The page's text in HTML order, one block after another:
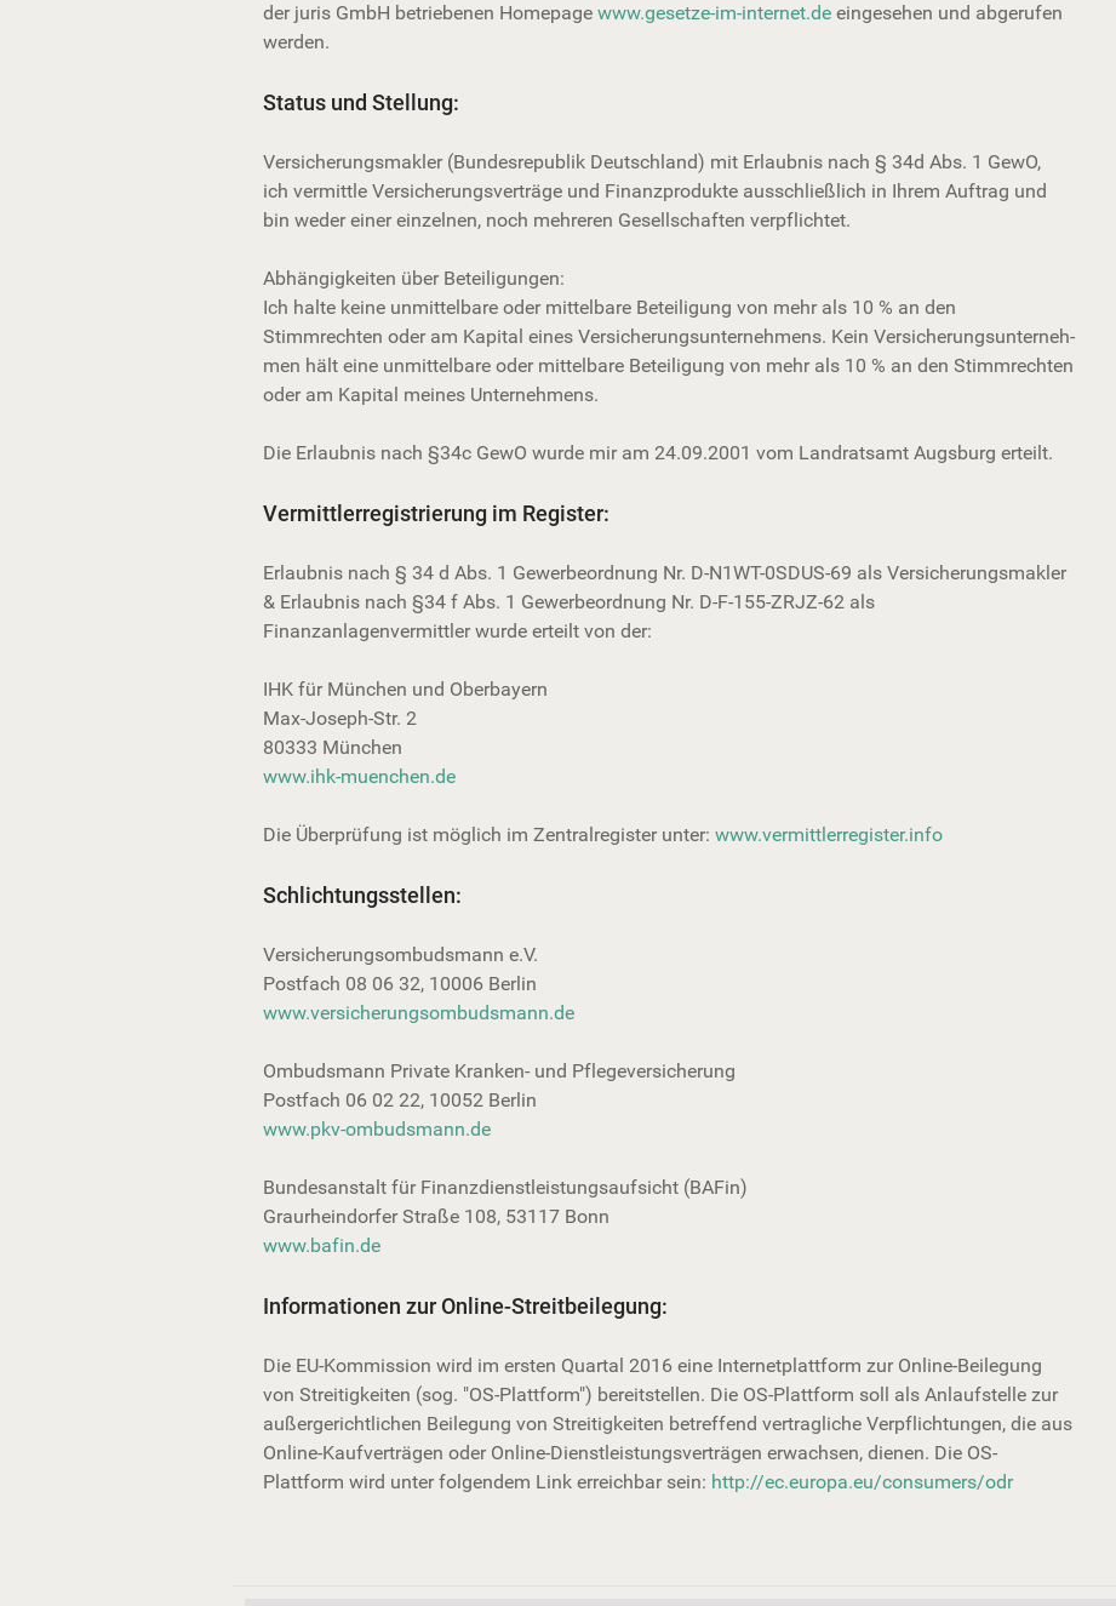
der juris GmbH betriebenen Homepage www.gesetze-im-internet.de eingesehen und abgerufen
werden.
Status und Stellung:
Versicherungsmakler (Bundesrepublik Deutschland) mit Erlaubnis nach § 34d Abs. 1 GewO,
ich vermittle Versicherungsverträge und Finanzprodukte ausschließlich in Ihrem Auftrag und
bin weder einer einzelnen, noch mehreren Gesellschaften verpflichtet.
Abhängigkeiten über Beteiligungen:
Ich halte keine unmittelbare oder mittelbare Beteiligung von mehr als 10 % an den
Stimmrechten oder am Kapital eines Ver­si­che­rungs­un­ter­neh­mens. Kein Ver­si­che­rungs­un­ter­neh­
men hält eine unmittelbare oder mittelbare Beteiligung von mehr als 10 % an den Stimmrechten
oder am Kapital meines Unternehmens.
Die Erlaubnis nach §34c GewO wurde mir am 24.09.2001 vom Landratsamt Augsburg erteilt.
Vermittlerregistrierung im Register:
Erlaubnis nach § 34 d Abs. 1 Gewerbeordnung Nr. D-N1WT-0SDUS-69 als Versicherungsmakler
& Erlaubnis nach §34 f Abs. 1 Gewerbeordnung Nr. D-F-155-ZRJZ-62 als
Finanzanlagenvermittler wurde erteilt von der:
IHK für München und Oberbayern
Max-Joseph-Str. 2
80333 München
www.ihk-muenchen.de
Die Überprüfung ist möglich im Zentralregister unter: www.vermittlerregister.info
Schlichtungsstellen:
Versicherungsombudsmann e.V.
Postfach 08 06 32, 10006 Berlin
www.versicherungsombudsmann.de
Ombudsmann Private Kranken- und Pflege­ver­si­che­rung
Postfach 06 02 22, 10052 Berlin
www.pkv-ombudsmann.de
Bundesanstalt für Finanzdienstleistungsaufsicht (BAFin)
Graurheindorfer Straße 108, 53117 Bonn
www.bafin.de
Informationen zur Online-Streitbeilegung:
Die EU-Kommission wird im ersten Quartal 2016 eine Internetplattform zur Online-Beilegung
von Streitigkeiten (sog. "OS-Plattform") bereitstellen. Die OS-Plattform soll als Anlaufstelle zur
außergerichtlichen Beilegung von Streitigkeiten betreffend vertragliche Verpflichtungen, die aus
Online-Kaufverträgen oder Online-Dienstleistungsverträgen erwachsen, dienen. Die OS-
Plattform wird unter folgendem Link erreichbar sein: http://ec.europa.eu/consumers/odr